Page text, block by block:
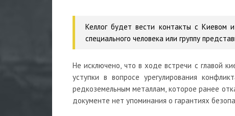
Келлог будет вести контакты с Киевом
специального человека или группу
Не исключено, что в ходе встречи с главой
уступки в вопросе урегулирования
редкоземельным металлам, которое ранее
документе нет упоминания о гарантиях